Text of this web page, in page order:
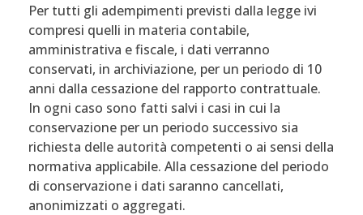
Per tutti gli adempimenti previsti dalla legge ivi
compresi quelli in materia contabile,
amministrativa e fiscale, i dati verranno
conservati, in archiviazione, per un periodo di 10
anni dalla cessazione del rapporto contrattuale.
In ogni caso sono fatti salvi i casi in cui la
conservazione per un periodo successivo sia
richiesta delle autorità competenti o ai sensi della
normativa applicabile. Alla cessazione del periodo
di conservazione i dati saranno cancellati,
anonimizzati o aggregati.